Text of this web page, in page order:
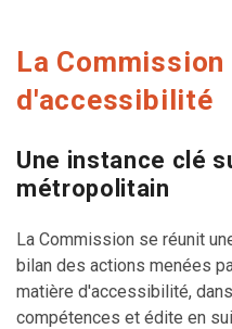
La
d'accessibilité
Une instance clé
métropolitain
La Commission se réunit
bilan des actions menées
matière d'accessibilité,
compétences et édite en